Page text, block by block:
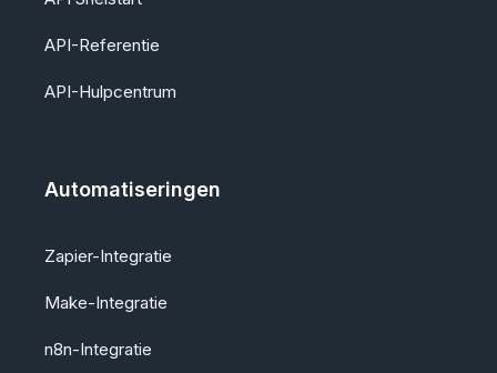
API-Referentie
API-Hulpcentrum
Automatiseringen
Zapier-Integratie
Make-Integratie
n8n-Integratie